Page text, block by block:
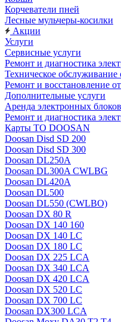
Корчеватели пней
Лесные мульчеры-косилки
Акции
Услуги
Сервисные услуги
Ремонт и диагностика
Техническое обслуживание
Ремонт и восстановление
Дополнительные услуги
Аренда электронных
Ремонт и диагностика
Карты ТО DOOSAN
Doosan Disd SD 200
Doosan Disd SD 300
Doosan DL250A
Doosan DL300A CWLBG
Doosan DL420A
Doosan DL500
Doosan DL550 (CWLBO)
Doosan DX 80 R
Doosan DX 140 160
Doosan DX 140 LC
Doosan DX 180 LC
Doosan DX 225 LCA
Doosan DX 340 LCA
Doosan DX 420 LCA
Doosan DX 520 LC
Doosan DX 700 LC
Doosan DX300 LCA